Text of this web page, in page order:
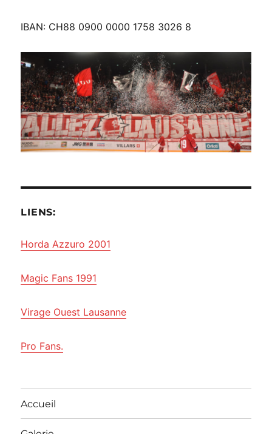
IBAN: CH88 0900 0000 1758 3026 8
LIENS:
Horda Azzuro 2001
Magic Fans 1991
Virage Ouest Lausanne
Pro Fans.
Accueil